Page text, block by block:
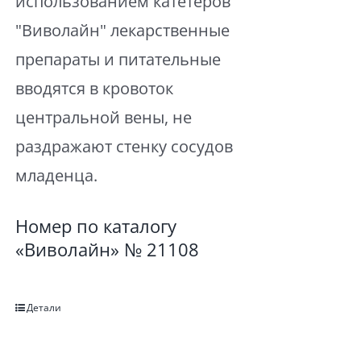
"Виволайн" лекарственные
препараты и питательные
вводятся в кровоток
центральной вены, не
раздражают стенку сосудов
младенца.
Номер по каталогу
«Виволайн» № 21108
Детали